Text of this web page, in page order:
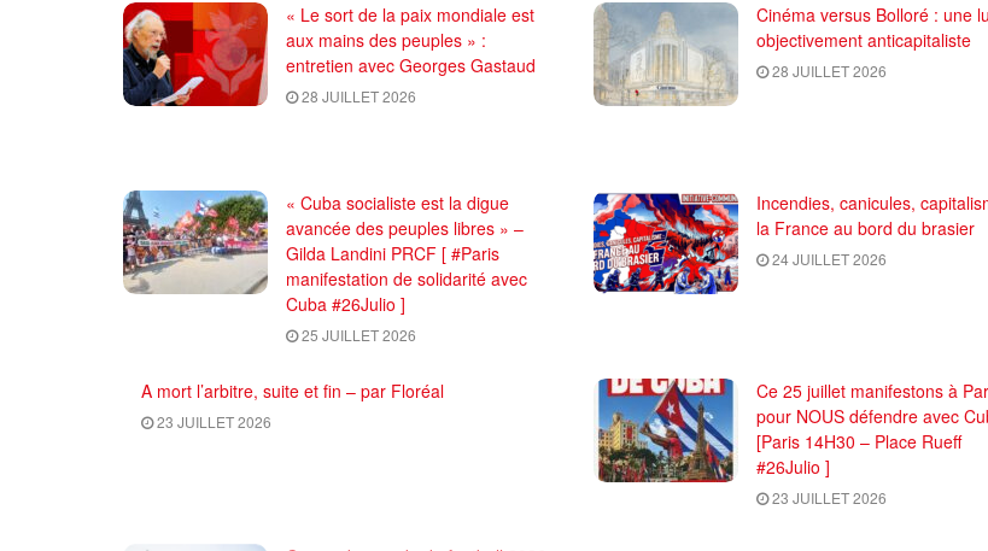
« Le sort de la paix mondiale est
aux mains des peuples » :
entretien avec Georges Gastaud
28 JUILLET 2026
Cinéma versus Bolloré : une
objectivement anticapitaliste
28 JUILLET 2026
« Cuba socialiste est la digue
avancée des peuples libres » –
Gilda Landini PRCF [ #Paris
manifestation de solidarité avec
Cuba #26Julio ]
25 JUILLET 2026
Incendies, canicules,
la France au bord du brasier
24 JUILLET 2026
A mort l’arbitre, suite et fin – par Floréal
23 JUILLET 2026
Ce 25 juillet manifestons à
pour NOUS défendre avec
[Paris 14H30 – Place Rueff
#26Julio ]
23 JUILLET 2026